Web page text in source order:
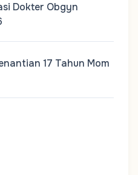
Dokter Obgyn
17 Tahun Mom